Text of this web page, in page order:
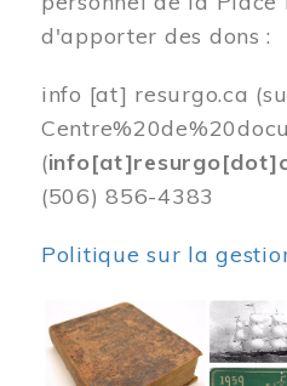
d'apporter des dons :
info [at] resurgo.ca
(
(506) 856-4383
Politique sur la